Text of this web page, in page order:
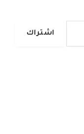
اشتراك